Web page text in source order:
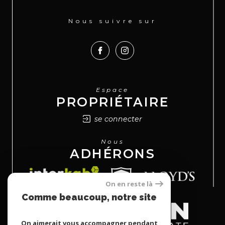
Nous suivre sur
Espace
PROPRIÉTAIRE
se connecter
Nous
ADHÉRONS
On en reste là
Comme beaucoup, notre site
On aimerait vous accompagner pendant